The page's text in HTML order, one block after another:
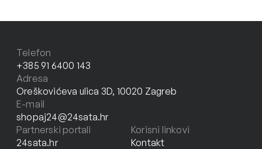
Telefon
+385 91 6400 143
Adresa
Oreškovićeva ulica 3D, 10020 Zagreb
E-mail
shopaj24@24sata.hr
Partnerski portali
24sata.hr
Korisni linkovi
Kontakt